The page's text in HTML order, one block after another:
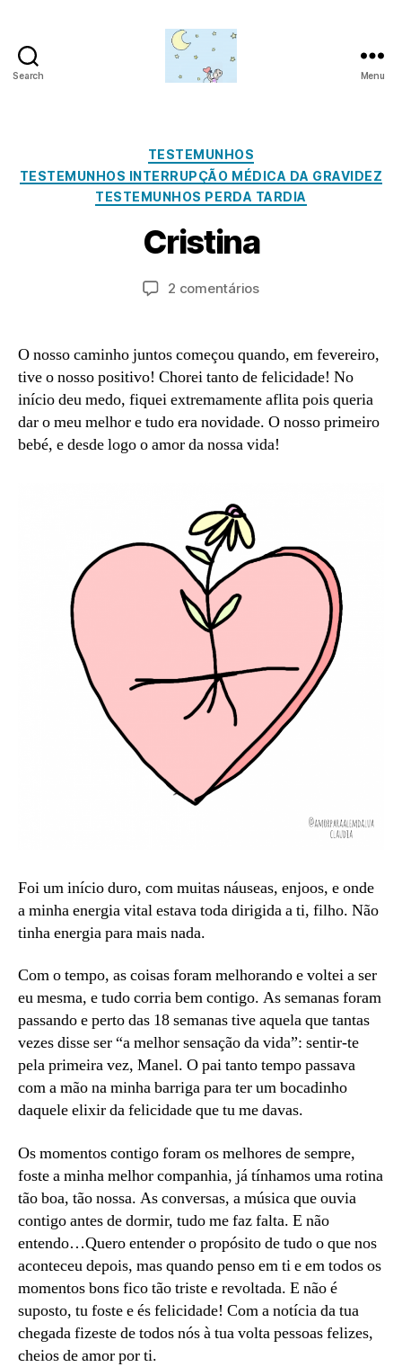
Search
da
lua
Menu
Categorias
TESTEMUNHOS
TESTEMUNHOS INTERRUPÇÃO MÉDICA DA GRAVIDEZ
TESTEMUNHOS PERDA TARDIA
Cristina
Autor
do
o
r
d
Data
do
J
u
l
o
2
2
2 comentáriosem
O nosso caminho juntos começou quando, em fevereiro,
tive o nosso positivo! Chorei tanto de felicidade! No
início deu medo, fiquei extremamente aflita pois queria
dar o meu melhor e tudo era novidade. O nosso primeiro
bebé, e desde logo o amor da nossa vida!
Foi um início duro, com muitas náuseas, enjoos, e onde
a minha energia vital estava toda dirigida a ti, filho. Não
tinha energia para mais nada.
Com o tempo, as coisas foram melhorando e voltei a ser
eu mesma, e tudo corria bem contigo. As semanas foram
passando e perto das 18 semanas tive aquela que tantas
vezes disse ser “a melhor sensação da vida”: sentir-te
pela primeira vez, Manel. O pai tanto tempo passava
com a mão na minha barriga para ter um bocadinho
daquele elixir da felicidade que tu me davas.
Os momentos contigo foram os melhores de sempre,
foste a minha melhor companhia, já tínhamos uma rotina
tão boa, tão nossa. As conversas, a música que ouvia
contigo antes de dormir, tudo me faz falta. E não
entendo…Quero entender o propósito de tudo o que nos
aconteceu depois, mas quando penso em ti e em todos os
momentos bons fico tão triste e revoltada. E não é
suposto, tu foste e és felicidade! Com a notícia da tua
chegada fizeste de todos nós à tua volta pessoas felizes,
cheios de amor por ti.